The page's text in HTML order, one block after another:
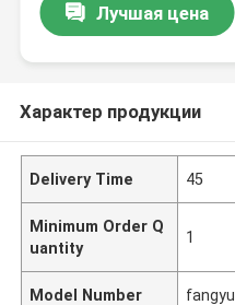
Лучшая цена
Характер продукции
Delivery Time 45
Minimum Order Q
uantity
1
Model Number fangyu